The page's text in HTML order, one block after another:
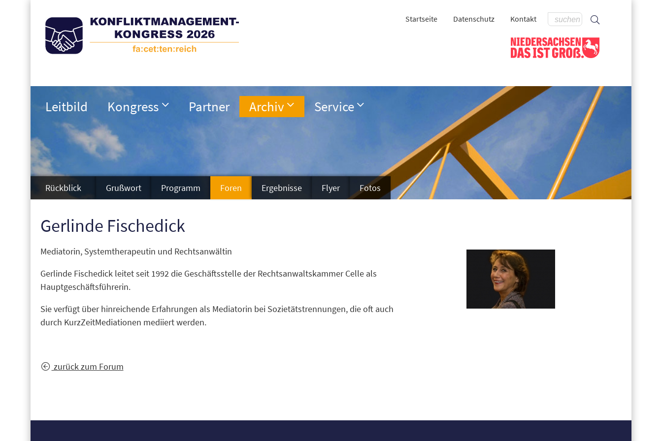
Kontakt
Datenschutz
Startseite
Leitbild Kongress Partner Archiv Service
Rückblick Grußwort Programm Foren Ergebnisse Flyer Fotos
Gerlinde Fischedick
Mediatorin, Systemtherapeutin und Rechtsanwältin
Gerlinde Fischedick leitet seit 1992 die Geschäftsstelle der Rechtsanwaltskammer Celle als
Hauptgeschäftsführerin.
Sie verfügt über hinreichende Erfahrungen als Mediatorin bei Sozietätstrennungen, die oft auch
durch KurzZeitMediationen mediiert werden.
zurück zum Forum